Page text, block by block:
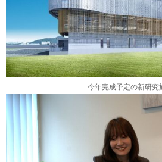
今年完成予定の新研究